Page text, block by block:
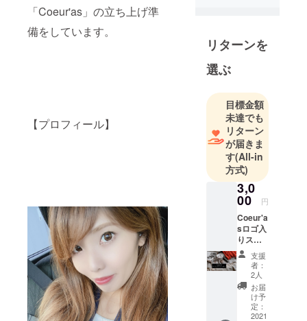
「Coeur'as」の立ち上げ準
備をしています。
【プロフィール】
ジェクトを
始めまし
た。
ご支援いた
だき素敵な
方とのご縁
があると嬉
しく思いま
す！よろし
くお願いし
ます。
リターンを
選ぶ
目標金額
未達でも
リターン
が届きま
す(All-in
方式)
3,0
00 円
Coeur'a
sロゴ入
りス
テッ
カーで
す。 ※
カラー
はホワ
イト ※
サイズ
支援
者：
2人
お届
け予
定：
2021